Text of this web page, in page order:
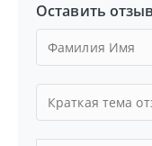
Оставить отзыв